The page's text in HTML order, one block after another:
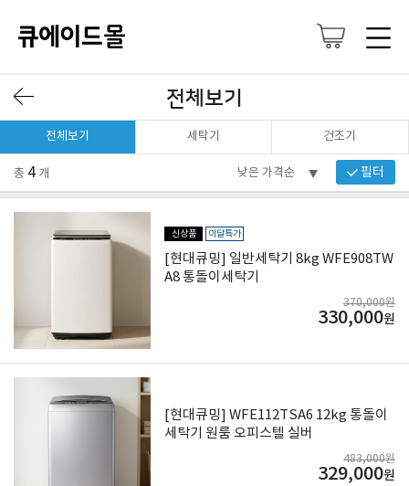
전체보기
전체보기 세탁기 건조기
총 4 개 필터
신상품 이달특가
[현대큐밍] 일반세탁기 8kg WFE908TW
A8 통돌이세탁기
370,000원
330,000원
[현대큐밍] WFE112TSA6 12kg 통돌이
세탁기 원룸 오피스텔 실버
483,000원
329,000원